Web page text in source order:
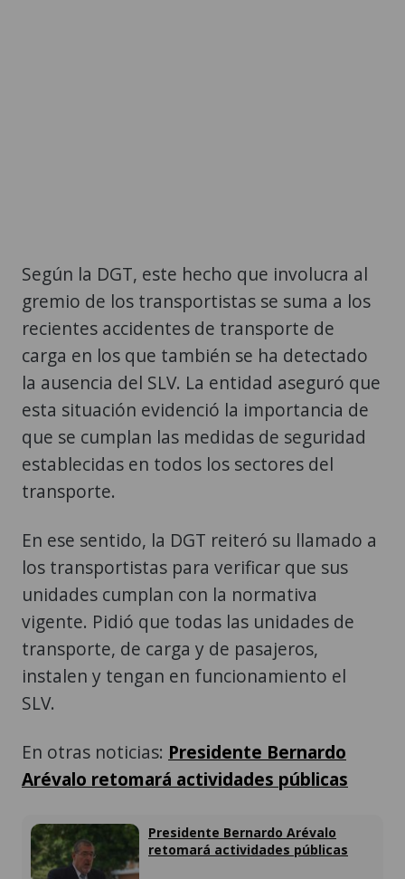
Según la DGT, este hecho que involucra al
gremio de los transportistas se suma a los
recientes accidentes de transporte de
carga en los que también se ha detectado
la ausencia del SLV. La entidad aseguró que
esta situación evidenció la importancia de
que se cumplan las medidas de seguridad
establecidas en todos los sectores del
transporte.
En ese sentido, la DGT reiteró su llamado a
los transportistas para verificar que sus
unidades cumplan con la normativa
vigente. Pidió que todas las unidades de
transporte, de carga y de pasajeros,
instalen y tengan en funcionamiento el
SLV.
En otras noticias: Presidente Bernardo
Arévalo retomará actividades públicas
Presidente Bernardo Arévalo
retomará actividades públicas